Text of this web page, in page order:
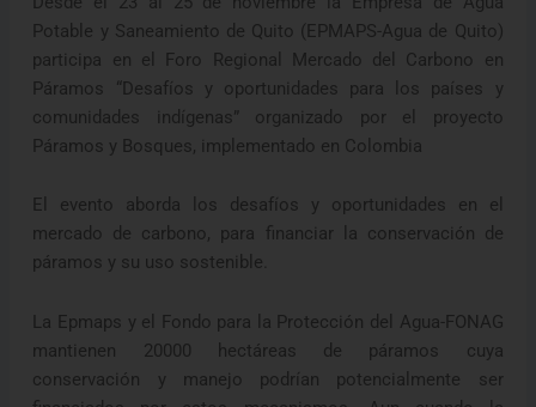
Potable y Saneamiento de Quito (EPMAPS-Agua de Quito)
participa en el Foro Regional Mercado del Carbono en
Páramos “Desafíos y oportunidades para los países y
comunidades indígenas” organizado por el proyecto
Páramos y Bosques, implementado en Colombia
El evento aborda los desafíos y oportunidades en el
mercado de carbono, para financiar la conservación de
páramos y su uso sostenible.
La Epmaps y el Fondo para la Protección del Agua-FONAG
mantienen 20000 hectáreas de páramos cuya
conservación y manejo podrían potencialmente ser